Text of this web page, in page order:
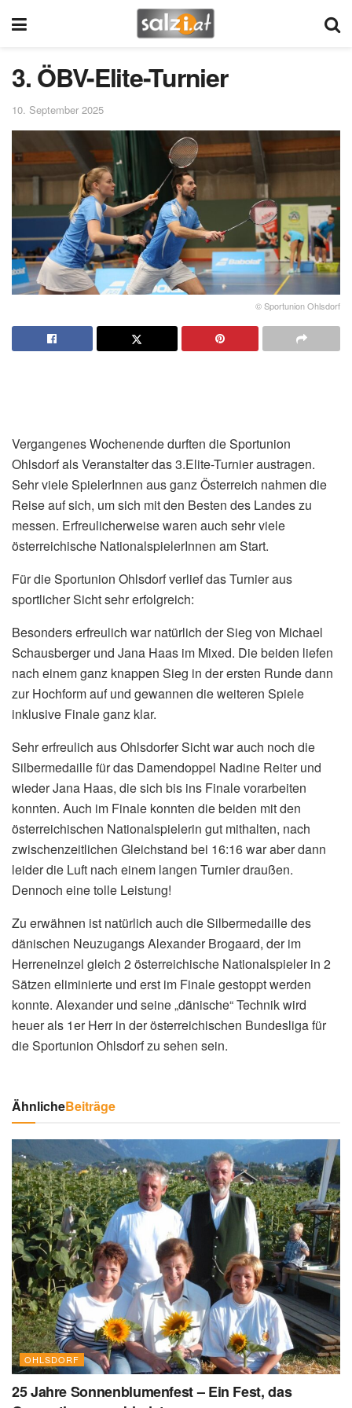
3. ÖBV-Elite-Turnier
10. September 2025
© Sportunion Ohlsdorf
Vergangenes Wochenende durften die Sportunion
Ohlsdorf als Veranstalter das 3.Elite-Turnier austragen.
Sehr viele SpielerInnen aus ganz Österreich nahmen die
Reise auf sich, um sich mit den Besten des Landes zu
messen. Erfreulicherweise waren auch sehr viele
österreichische NationalspielerInnen am Start.
Für die Sportunion Ohlsdorf verlief das Turnier aus
sportlicher Sicht sehr erfolgreich:
Besonders erfreulich war natürlich der Sieg von Michael
Schausberger und Jana Haas im Mixed. Die beiden liefen
nach einem ganz knappen Sieg in der ersten Runde dann
zur Hochform auf und gewannen die weiteren Spiele
inklusive Finale ganz klar.
Sehr erfreulich aus Ohlsdorfer Sicht war auch noch die
Silbermedaille für das Damendoppel Nadine Reiter und
wieder Jana Haas, die sich bis ins Finale vorarbeiten
konnten. Auch im Finale konnten die beiden mit den
österreichischen Nationalspielerin gut mithalten, nach
zwischenzeitlichen Gleichstand bei 16:16 war aber dann
leider die Luft nach einem langen Turnier draußen.
Dennoch eine tolle Leistung!
Zu erwähnen ist natürlich auch die Silbermedaille des
dänischen Neuzugangs Alexander Brogaard, der im
Herreneinzel gleich 2 österreichische Nationalspieler in 2
Sätzen eliminierte und erst im Finale gestoppt werden
konnte. Alexander und seine „dänische“ Technik wird
heuer als 1er Herr in der österreichischen Bundesliga für
die Sportunion Ohlsdorf zu sehen sein.
ÄhnlicheBeiträge
OHLSDORF
25 Jahre Sonnenblumenfest – Ein Fest, das